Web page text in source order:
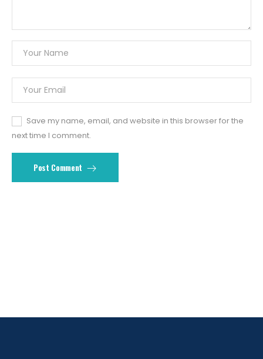
Save my name, email, and website in this browser for the
next time I comment.
Post Comment